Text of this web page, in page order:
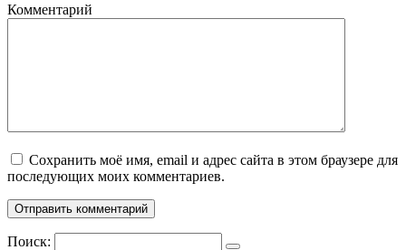
Комментарий
Сохранить моё имя, email и адрес сайта в этом браузере для
последующих моих комментариев.
Поиск: